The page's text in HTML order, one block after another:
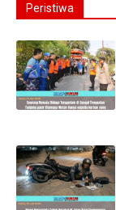
Peristiwa